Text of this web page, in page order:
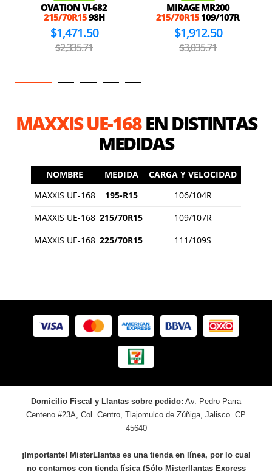
OVATION VI-682
215/70R1598H
$1,471.50
$2,335.71
MIRAGE MR200
215/70R15109/107R
$1,912.50
$3,035.71
MAXXIS UE-168EN DISTINTAS
MEDIDAS
NOMBRE MEDIDA
CARGA Y VELOCIDAD
MAXXIS UE-168
195-R15
106/104R
MAXXIS UE-168 215/70R15
109/107R
MAXXIS UE-168 225/70R15 111/109S
Domicilio Fiscal y Llantas sobre pedido: Av. Pedro Parra
Centeno #23A, Col. Centro, Tlajomulco de Zúñiga, Jalisco. CP
45640
¡Importante! MisterLlantas es una tienda en línea, por lo cual
no contamos con tienda física (Sólo Misterllantas Express